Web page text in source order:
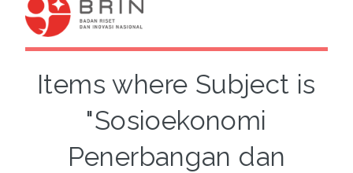
Items where Subject is
"Sosioekonomi
Penerbangan dan